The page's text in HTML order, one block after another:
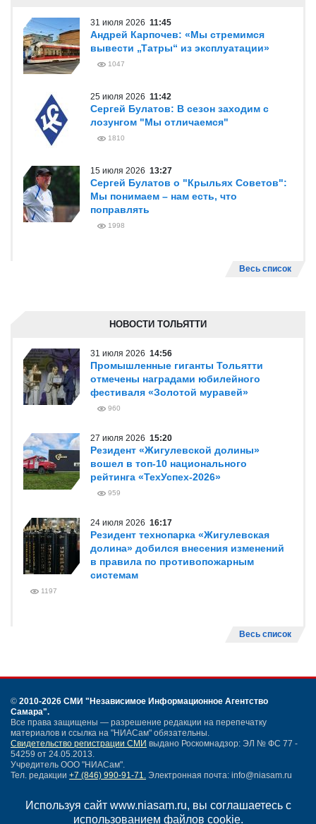
Используя сайт www.niasam.ru, вы соглашаетесь с
использованием файлов cookie.
31 июля 2026 11:45
Андрей Карпочев: «Мы стремимся
вывести „Татры“ из эксплуатации»
1047
25 июля 2026 11:42
Сергей Булатов: В сезон заходим с
лозунгом "Мы отличаемся"
1810
15 июля 2026 13:27
Сергей Булатов о "Крыльях Советов":
Мы понимаем – нам есть, что
поправлять
1998
Весь список
НОВОСТИ ТОЛЬЯТТИ
31 июля 2026 14:56
Промышленные гиганты Тольятти
отмечены наградами юбилейного
фестиваля «Золотой муравей»
960
27 июля 2026 15:20
Резидент «Жигулевской долины»
вошел в топ-10 национального
рейтинга «ТехУспех-2026»
959
24 июля 2026 16:17
Резидент технопарка «Жигулевская
долина» добился внесения изменений
в правила по противопожарным
системам
1197
Весь список
© 2010-2026 СМИ "Независимое Информационное Агентство
Самара".
Все права защищены — разрешение редакции на перепечатку
материалов и ссылка на "НИАСам" обязательны.
Свидетельство регистрации СМИ выдано Роскомнадзор: ЭЛ № ФС 77 -
54259 от 24.05.2013.
Учредитель ООО "НИАСам".
Тел. редакции +7 (846) 990-91-71. Электронная почта: info@niasam.ru
Карта сайта